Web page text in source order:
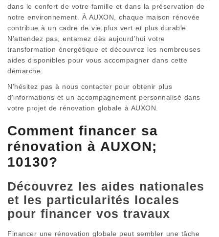
dans le confort de votre famille et dans la préservation de
notre environnement. À AUXON, chaque maison rénovée
contribue à un cadre de vie plus vert et plus durable.
N’attendez pas, entamez dès aujourd’hui votre
transformation énergétique et découvrez les nombreuses
aides disponibles pour vous accompagner dans cette
démarche.
N’hésitez pas à nous contacter pour obtenir plus
d’informations et un accompagnement personnalisé dans
votre projet de rénovation globale à AUXON.
Comment financer sa
rénovation à AUXON;
10130?
Découvrez les aides nationales
et les particularités locales
pour financer vos travaux
Financer une rénovation globale peut sembler une tâche